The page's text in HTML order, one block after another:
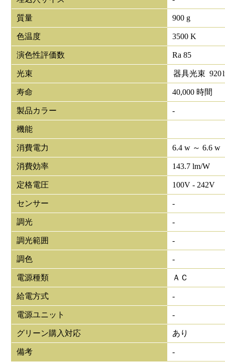
質量 900 g
色温度 3500 K
演色性評価数 Ra 85
光束 器具光束 920
寿命 40,000 時間
製品カラー -
機能
消費電力 6.4 w ～ 6.6 w
消費効率 143.7 lm/W
定格電圧 100V - 242V
センサー -
調光 -
調光範囲 -
調色 -
電源種類 ＡＣ
給電方式 -
電源ユニット -
グリーン購入対応 あり
備考 -